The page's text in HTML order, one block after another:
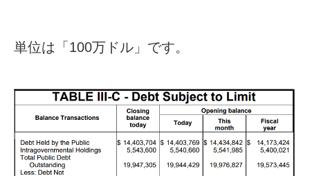
単位は「100万ドル」です。